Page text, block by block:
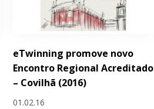
eTwinning promove novo
Encontro Regional Acreditado
– Covilhã (2016)
01.02.16